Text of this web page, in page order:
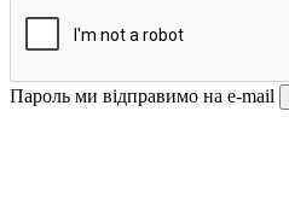
Пароль ми відправимо на e-mail